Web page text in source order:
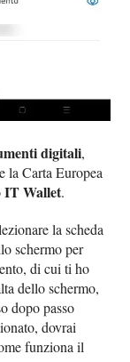
digitali,
la Carta Europea
IT Wallet.
la scheda
schermo per
di cui ti ho
dello schermo,
dopo passo
dovrai
funziona il